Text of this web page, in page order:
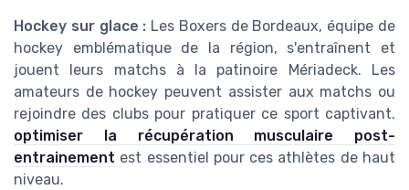
Hockey sur glace : Les Boxers de Bordeaux, équipe de
hockey emblématique de la région, s'entraînent et
jouent leurs matchs à la patinoire Mériadeck. Les
amateurs de hockey peuvent assister aux matchs ou
rejoindre des clubs pour pratiquer ce sport captivant.
optimiser la récupération musculaire post-
entrainement est essentiel pour ces athlètes de haut
niveau.